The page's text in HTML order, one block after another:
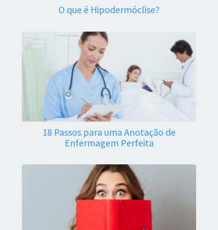
O que é Hipodermóclise?
18 Passos para uma Anotação de
Enfermagem Perfeita